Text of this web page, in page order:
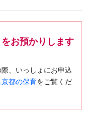
お預かりします
、いっしょにお申込
都の保育をご覧くだ